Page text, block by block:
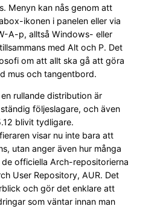
Menyn kan nås genom att
ikonen i panelen eller via
A-p, alltså Windows- eller
med Alt och P. Det
om att allt ska gå att göra
mus och tangentbord.
rullande distribution är
följeslagare, och även
blivit tydligare.
visar nu inte bara att
utan anger även hur många
officiella Arch-repositorierna
User Repository, AUR. Det
och gör det enklare att
som väntar innan man